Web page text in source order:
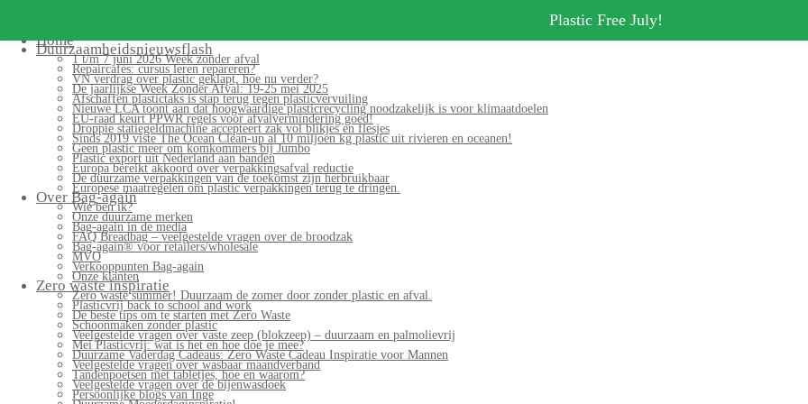
Home
Duurzaamheidsnieuwsflash
1 t/m 7 juni 2026 Week zonder afval
Repaircafés: cursus leren repareren?
VN verdrag over plastic geklapt, hoe nu verder?
De jaarlijkse Week Zonder Afval: 19-25 mei 2025
Afschaffen plastictaks is stap terug tegen plasticvervuiling
Nieuwe LCA toont aan dat hoogwaardige plasticrecycling noodzakelijk is voor klimaatdoelen
EU-raad keurt PPWR regels voor afvalvermindering goed!
Droppie statiegeldmachine accepteert zak vol blikjes en flesjes
Sinds 2019 viste The Ocean Clean-up al 10 miljoen kg plastic uit rivieren en oceanen!
Geen plastic meer om komkommers bij Jumbo
Plastic export uit Nederland aan banden
Europa bereikt akkoord over verpakkingsafval reductie
De duurzame verpakkingen van de toekomst zijn herbruikbaar
Europese maatregelen om plastic verpakkingen terug te dringen.
Over Bag-again
Wie ben ik?
Onze duurzame merken
Bag-again in de media
FAQ Breadbag – veelgestelde vragen over de broodzak
Bag-again® voor retailers/wholesale
MVO
Verkooppunten Bag-again
Onze klanten
Zero waste inspiratie
Zero waste summer! Duurzaam de zomer door zonder plastic en afval.
Plasticvrij back to school and work
De beste tips om te starten met Zero Waste
Schoonmaken zonder plastic
Veelgestelde vragen over vaste zeep (blokzeep) – duurzaam en palmolievrij
Mei Plasticvrij: wat is het en hoe doe je mee?
Duurzame Vaderdag Cadeaus: Zero Waste Cadeau Inspiratie voor Mannen
Veelgestelde vragen over wasbaar maandverband
Tandenpoetsen met tabletjes, hoe en waarom?
Veelgestelde vragen over de bijenwasdoek
Persoonlijke blogs van Inge
Plastic Free July!